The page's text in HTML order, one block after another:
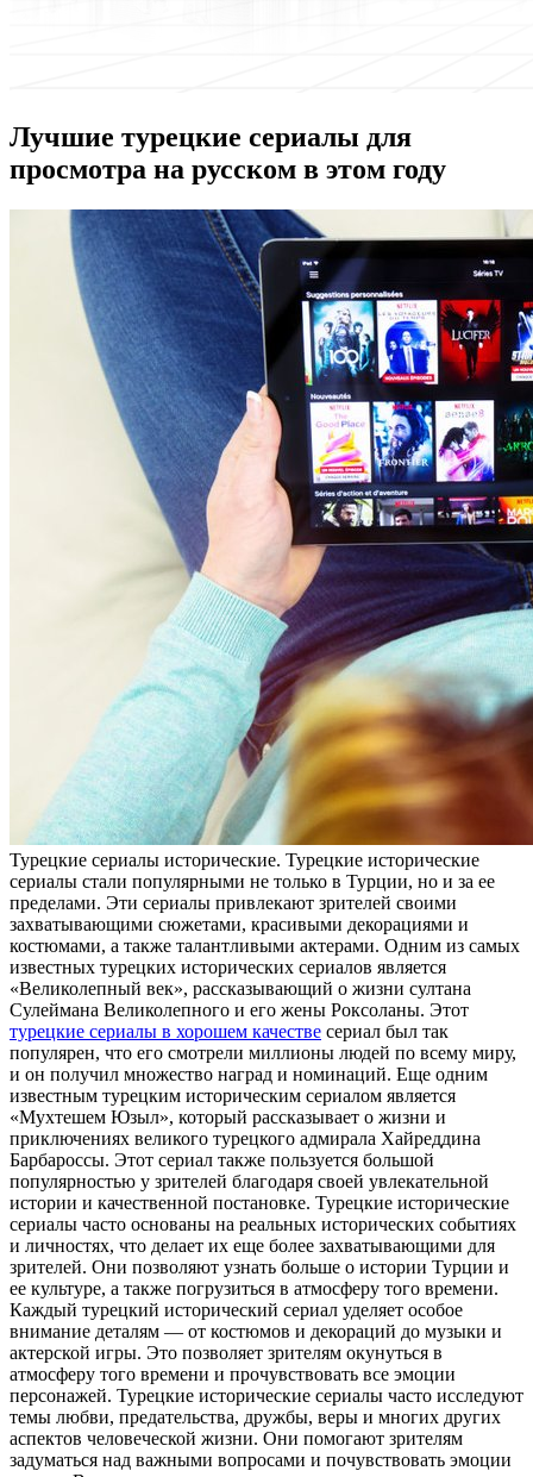
Лучшие турецкие сериалы для
просмотра на русском в этом году
Турeцкиe сeриaлы исторические. Турецкие исторические
сериалы стали популярными не только в Турции, но и за ее
пределами. Эти сериалы привлекают зрителей своими
захватывающими сюжетами, красивыми декорациями и
костюмами, а также талантливыми актерами. Одним из самых
известных турецких исторических сериалов является
«Великолепный век», рассказывающий о жизни султана
Сулеймана Великолепного и его жены Роксоланы. Этот
турецкие сериалы в хорошем качестве сериал был так
популярен, что его смотрели миллионы людей по всему миру,
и он получил множество наград и номинаций. Еще одним
известным турецким историческим сериалом является
«Мухтешем Юзыл», который рассказывает о жизни и
приключениях великого турецкого адмирала Хайреддина
Барбароссы. Этот сериал также пользуется большой
популярностью у зрителей благодаря своей увлекательной
истории и качественной постановке. Турецкие исторические
сериалы часто основаны на реальных исторических событиях
и личностях, что делает их еще более захватывающими для
зрителей. Они позволяют узнать больше о истории Турции и
ее культуре, а также погрузиться в атмосферу того времени.
Каждый турецкий исторический сериал уделяет особое
внимание деталям — от костюмов и декораций до музыки и
актерской игры. Это позволяет зрителям окунуться в
атмосферу того времени и прочувствовать все эмоции
персонажей. Турецкие исторические сериалы часто исследуют
темы любви, предательства, дружбы, веры и многих других
аспектов человеческой жизни. Они помогают зрителям
задуматься над важными вопросами и почувствовать эмоции